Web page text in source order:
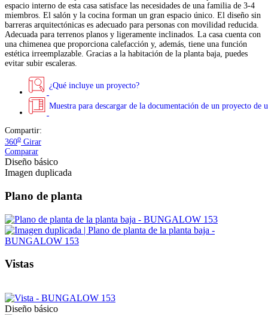
espacio interno de esta casa satisface las necesidades de una familia de 3-4
miembros. El salón y la cocina forman un gran espacio único. El diseño sin
barreras arquitectónicas es adecuado para personas con movilidad reducida.
Adecuada para terrenos planos y ligeramente inclinados. La casa cuenta con
una chimenea que proporciona calefacción y, además, tiene una función
estética irreemplazable. Gracias a la habitación de la planta baja, puedes
evitar subir escaleras.
¿Qué incluye un proyecto?
Muestra para descargar de la documentación de un proyecto de
Compartir:
360o Girar
Comparar
Diseño básico
Imagen duplicada
Plano de planta
Vistas
Diseño básico